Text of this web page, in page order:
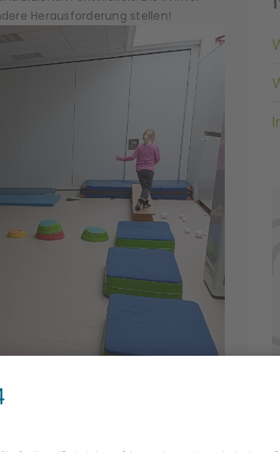
Herausforderung stellen!